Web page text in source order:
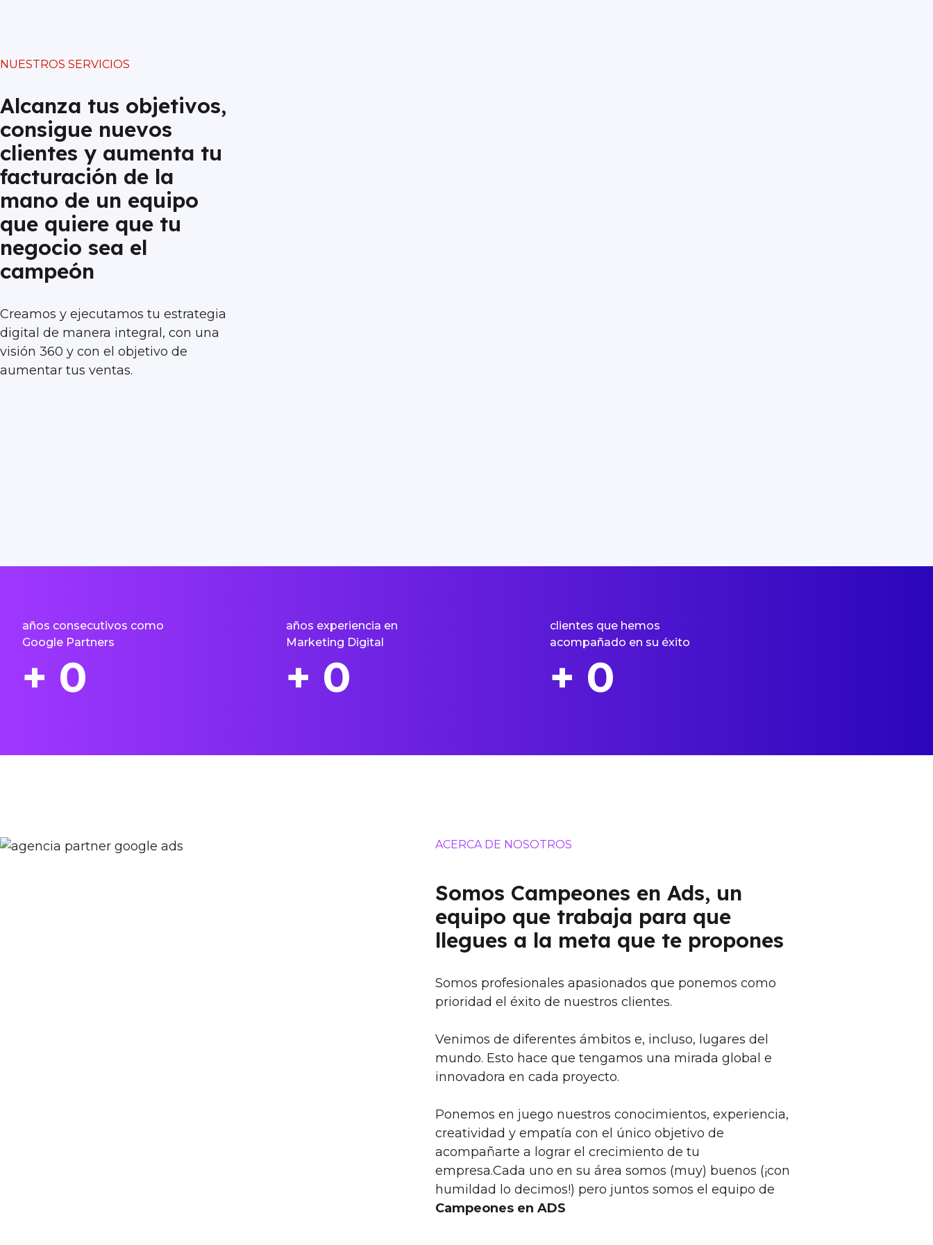
NUESTROS SERVICIOS
Alcanza tus objetivos,
consigue nuevos
clientes y aumenta tu
facturación de la
mano de un equipo
que quiere que tu
negocio sea el
campeón
Creamos y ejecutamos tu estrategia
digital de manera integral, con una
visión 360 y con el objetivo de
aumentar tus ventas.
años consecutivos como
Google Partners
+ 0
años experiencia en
Marketing Digital
+ 0
clientes que hemos
acompañado en su éxito
+ 0
ACERCA DE NOSOTROS
Somos Campeones en Ads, un
equipo que trabaja para que
llegues a la meta que te propones
Somos profesionales apasionados que ponemos como
prioridad el éxito de nuestros clientes.
Venimos de diferentes ámbitos e, incluso, lugares del
mundo. Esto hace que tengamos una mirada global e
innovadora en cada proyecto.
Ponemos en juego nuestros conocimientos, experiencia,
creatividad y empatía con el único objetivo de
acompañarte a lograr el crecimiento de tu
empresa.Cada uno en su área somos (muy) buenos (¡con
humildad lo decimos!) pero juntos somos el equipo de
Campeones en ADS